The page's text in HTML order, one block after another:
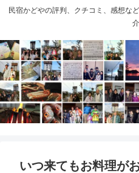
民宿かどやの評判、クチコミ、感想な
介
いつ来てもお料理が